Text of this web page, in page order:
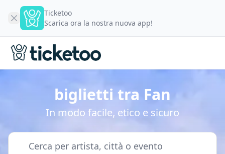
Ticketoo
Scarica ora la nostra nuova app!
biglietti tra Fan
In modo facile, etico e sicuro